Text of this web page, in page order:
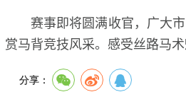
赛事即将圆满收官，广大
赏马背竞技风采。感受丝路马术
分享：